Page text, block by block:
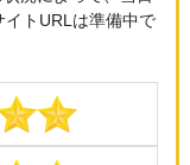
トURLは準備中で